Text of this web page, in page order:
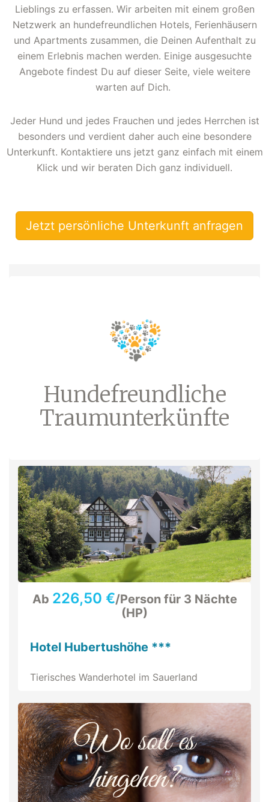
Lieblings zu erfassen. Wir arbeiten mit einem großen
Netzwerk an hundefreundlichen Hotels, Ferienhäusern
und Apartments zusammen, die Deinen Aufenthalt zu
einem Erlebnis machen werden. Einige ausgesuchte
Angebote findest Du auf dieser Seite, viele weitere
warten auf Dich.
Jeder Hund und jedes Frauchen und jedes Herrchen ist
besonders und verdient daher auch eine besondere
Unterkunft. Kontaktiere uns jetzt ganz einfach mit einem
Klick und wir beraten Dich ganz individuell.
Jetzt persönliche Unterkunft anfragen
Hundefreundliche
Traumunterkünfte
Ab 226,50 €/Person für 3 Nächte
(HP)
Hotel Hubertushöhe ***
Tierisches Wanderhotel im Sauerland